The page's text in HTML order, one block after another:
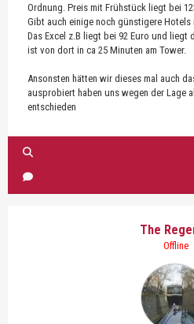
Ordnung. Preis mit Frühstück liegt bei
Gibt auch einige noch günstigere
Das Excel z.B liegt bei 92 Euro und liegt
ist von dort in ca 25 Minuten am Tower.
Ansonsten hätten wir dieses mal auch
ausprobiert haben uns wegen der Lage
entschieden
The
Offline